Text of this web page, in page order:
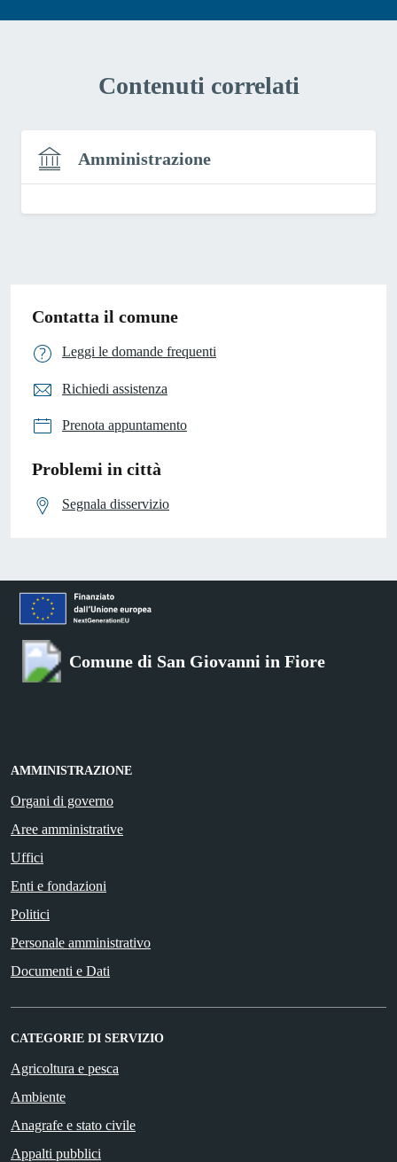
Contenuti correlati
Amministrazione
Contatta il comune
Leggi le domande frequenti
Richiedi assistenza
Prenota appuntamento
Problemi in città
Segnala disservizio
Comune di San Giovanni in Fiore
AMMINISTRAZIONE
Organi di governo
Aree amministrative
Uffici
Enti e fondazioni
Politici
Personale amministrativo
Documenti e Dati
CATEGORIE DI SERVIZIO
Agricoltura e pesca
Ambiente
Anagrafe e stato civile
Appalti pubblici